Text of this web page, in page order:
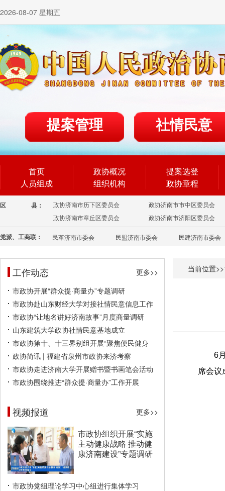
2026-08-07 星期五
提案管理 社情民意
首页
人员组成
政协概况
组织机构
提案选登
政协章程
区 县： 政协济南市历下区委员会
政协济南市市中区委员会
政协济南市章丘区委员会
政协济南市济阳区委员会
党派、工商联： 民革济南市委会 民盟济南市委会 民建济南市委会
工作动态
更多>>
市政协开展“群众提·商量办”专题调研
市政协赴山东财经大学对接社情民意信息工作
市政协“让地名讲好济南故事”月度商量调研
山东建筑大学政协社情民意基地成立
市政协第十、十三界别组开展“聚焦便民健身
政协简讯 | 福建省泉州市政协来济考察
市政协走进济南大学开展赠书暨书画笔会活动
市政协围绕推进“群众提·商量办”工作开展
视频报道 更多>>
市政协组织开展“实施
主动健康战略 推动健
康济南建设”专题调研
市政协党组理论学习中心组进行集体学习
当前位置>>
6
席会议